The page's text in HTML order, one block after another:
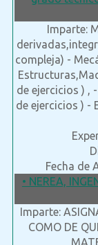
Imparte:
compleja) -
de ejercicios ) ,
de ejercicios ) -
Fecha de
• NEREA,
Imparte:
COMO DE